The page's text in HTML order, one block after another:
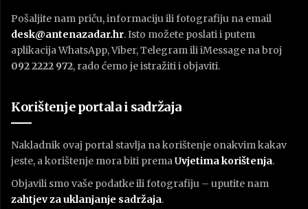
Pošaljite nam priču, informaciju ili fotografiju na email
desk@antenazadar.hr. Isto možete poslati i putem
aplikacija WhatsApp, Viber, Telegram ili iMessage na broj
092 2222 972, rado ćemo je istražiti i objaviti.
Korištenje portala i sadržaja
Nakladnik ovaj portal stavlja na korištenje onakvim kakav
jeste, a korištenje mora biti prema Uvjetima korištenja.
Objavili smo vaše podatke ili fotografiju – uputite nam
zahtjev za uklanjanje sadržaja.